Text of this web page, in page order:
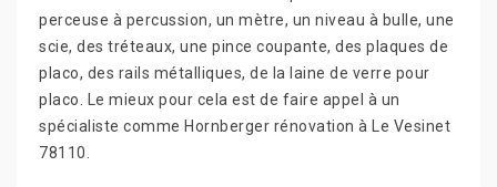
perceuse à percussion, un mètre, un niveau à bulle, une
scie, des tréteaux, une pince coupante, des plaques de
placo, des rails métalliques, de la laine de verre pour
placo. Le mieux pour cela est de faire appel à un
spécialiste comme Hornberger rénovation à Le Vesinet
78110.